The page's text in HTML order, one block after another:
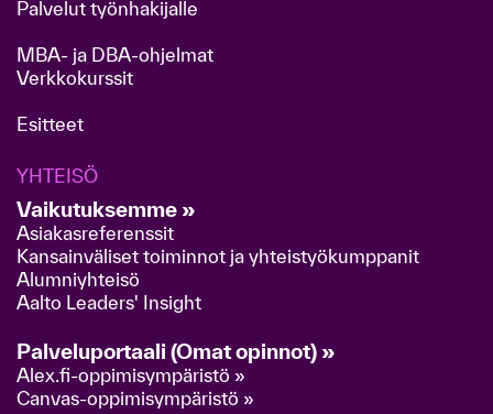
Palvelut työnhakijalle
MBA- ja DBA-ohjelmat
Verkkokurssit
Esitteet
YHTEISÖ
Vaikutuksemme »
Asiakasreferenssit
Kansainväliset toiminnot ja yhteistyökumppanit
Alumniyhteisö
Aalto Leaders' Insight
Palveluportaali (Omat opinnot) »
Alex.fi-oppimisympäristö »
Canvas-oppimisympäristö »